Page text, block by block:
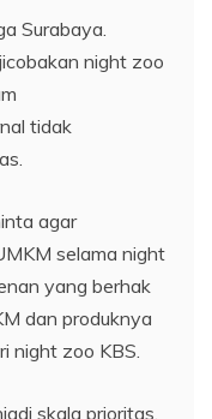
Surabaya.
night zoo
tidak
agar
selama night
yang berhak
dan produknya
night zoo KBS.
skala prioritas,